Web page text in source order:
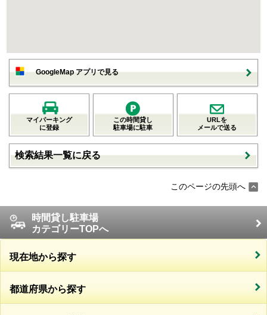
GoogleMap アプリで見る
マイパーキング
に登録
この時間貸し
駐車場に駐車
URLを
メールで送る
検索結果一覧に戻る
このページの先頭へ
時間貸し駐車場
カテゴリーTOPへ
現在地から探す
都道府県から探す